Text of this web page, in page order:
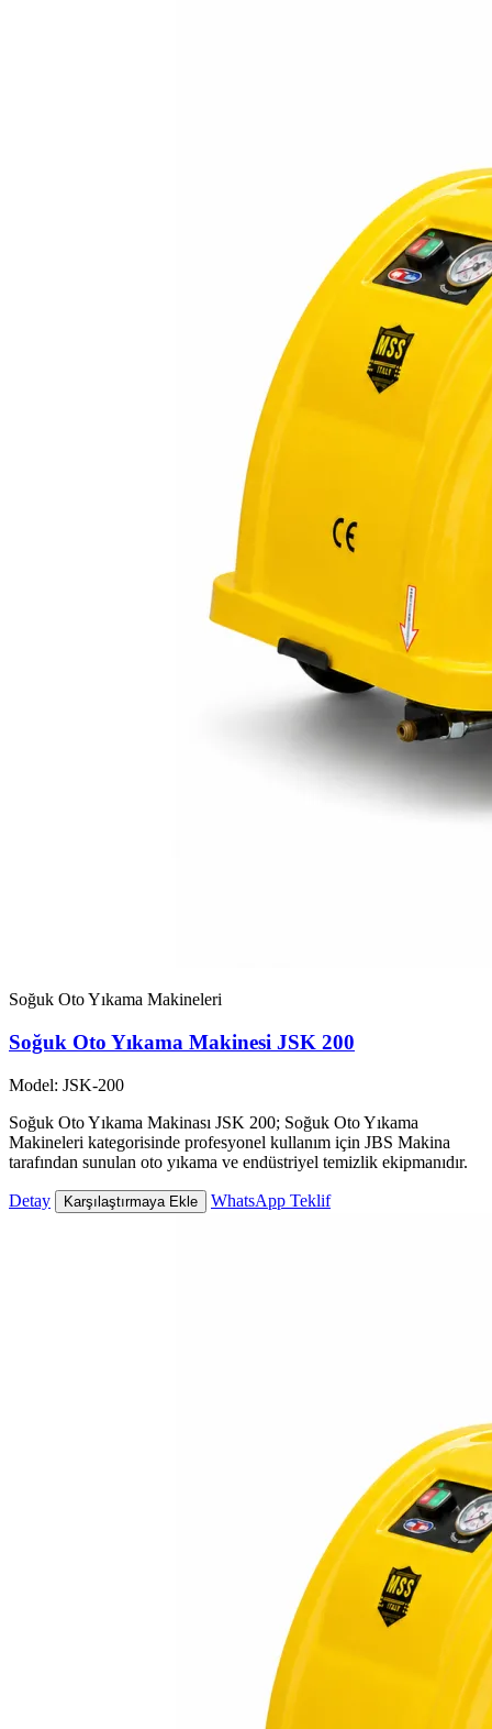
Soğuk Oto Yıkama Makineleri
Soğuk Oto Yıkama Makinesi JSK 200
Model: JSK-200
Soğuk Oto Yıkama Makinası JSK 200; Soğuk Oto Yıkama
Makineleri kategorisinde profesyonel kullanım için JBS Makina
tarafından sunulan oto yıkama ve endüstriyel temizlik ekipmanıdır.
Detay Karşılaştırmaya Ekle WhatsApp Teklif